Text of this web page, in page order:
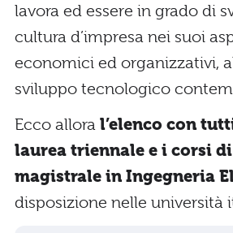
lavora ed essere in grado di
cultura d’impresa nei suoi
economici ed organizzativi,
sviluppo tecnologico
Ecco allora l’elenco con
laurea triennale e i corsi
magistrale in Ingegneria
disposizione nelle università